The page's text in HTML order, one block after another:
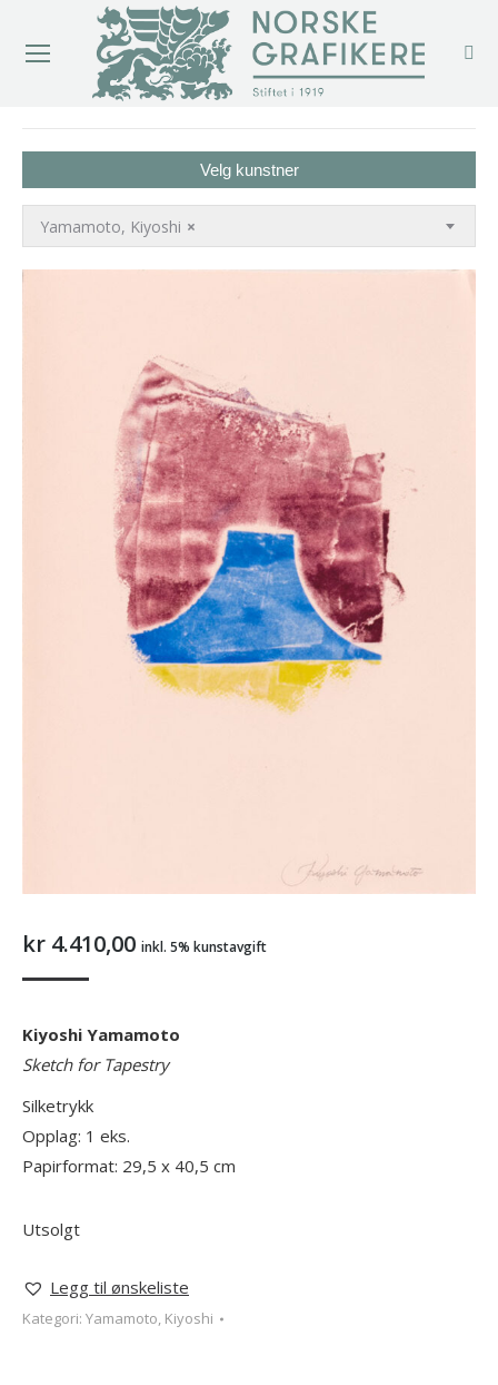
Velg kunstner
×
Yamamoto, Kiyoshi
kr 4.410,00 inkl. 5% kunstavgift
Kiyoshi Yamamoto
Sketch for Tapestry
Silketrykk
Opplag: 1 eks.
Papirformat: 29,5 x 40,5 cm
Utsolgt
Legg til ønskeliste
Kategori: Yamamoto, Kiyoshi